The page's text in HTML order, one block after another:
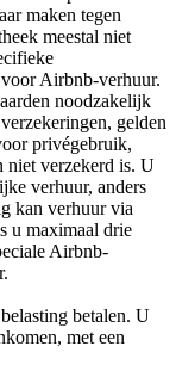
maken tegen
meestal niet
Airbnb-verhuur.
noodzakelijk
gelden
privégebruik,
verzekerd is. U
verhuur, anders
kan verhuur via
u maximaal drie
Airbnb-
betalen. U
met een